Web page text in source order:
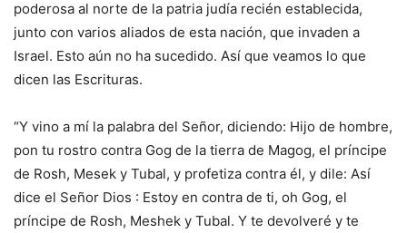
poderosa al norte de la patria judía recién establecida,
junto con varios aliados de esta nación, que invaden a
Israel. Esto aún no ha sucedido. Así que veamos lo que
dicen las Escrituras.
“Y vino a mí la palabra del Señor, diciendo: Hijo de hombre,
pon tu rostro contra Gog de la tierra de Magog, el príncipe
de Rosh, Mesek y Tubal, y profetiza contra él, y dile: Así
dice el Señor Dios : Estoy en contra de ti, oh Gog, el
príncipe de Rosh, Meshek y Tubal. Y te devolveré y te